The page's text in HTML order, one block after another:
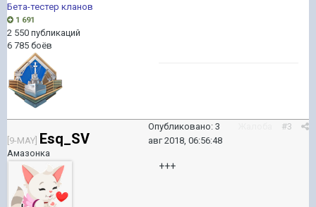
Бета-тестер кланов
1 691
2 550 публикаций
6 785 боёв
[9-MAY] Esq_SV
Амазонка
#3
Опубликовано: 3
авг 2018, 06:56:48
+++